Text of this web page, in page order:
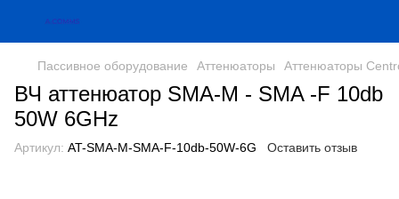
Пассивное оборудование Аттенюаторы Аттенюаторы
ВЧ аттенюатор SMA-M - SMA -F 10db
50W 6GHz
Артикул: AT-SMA-M-SMA-F-10db-50W-6G Оставить отзыв